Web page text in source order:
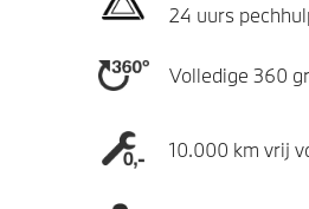
24 uurs
Volledige 360
10.000 km vrij